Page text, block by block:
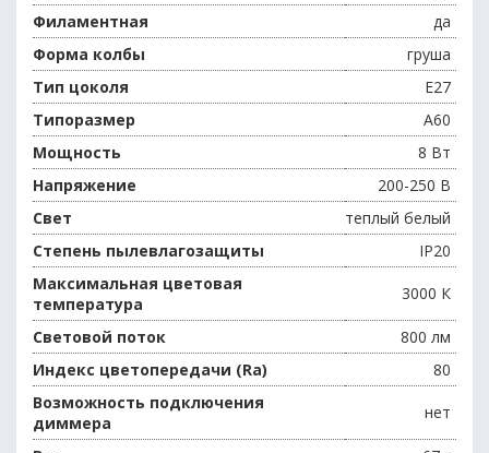
Филаментная
да
Форма колбы
груша
Тип цоколя
E27
Типоразмер
A60
Мощность
8 Вт
Напряжение
200-250 В
Свет
теплый белый
Степень пылевлагозащиты
IP20
Максимальная цветовая
температура
3000 К
Световой поток
800 лм
Индекс цветопередачи (Ra)
80
Возможность подключения
диммера
нет